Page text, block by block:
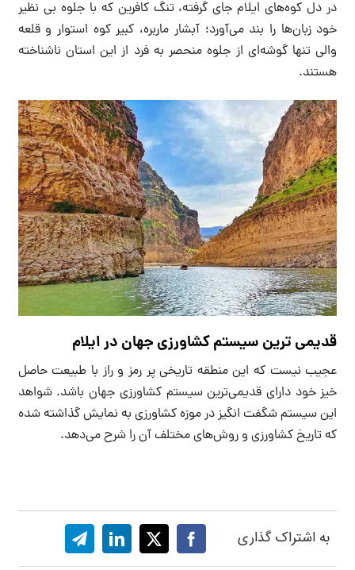
در دل کوه‌های ایلام جای گرفته، تنگ کافرین که با جلوه بی نظیر
خود زبان‌ها را بند می‌آورد؛ آبشار ماربره، کبیر کوه استوار و قلعه
والی تنها گوشه‌ای از جلوه منحصر به فرد از این استان ناشناخته
هستند.
قدیمی ترین سیستم کشاورزی جهان در ایلام
عجیب نیست که این منطقه تاریخی پر رمز و راز با طبیعت حاصل
خیز خود دارای قدیمی‌ترین سیستم کشاورزی جهان باشد. شواهد
این سیستم شگفت انگیز در موزه کشاورزی به نمایش گذاشته شده
که تاریخ کشاورزی و روش‌های مختلف آن را شرح می‌دهد.
به اشتراک گذاری